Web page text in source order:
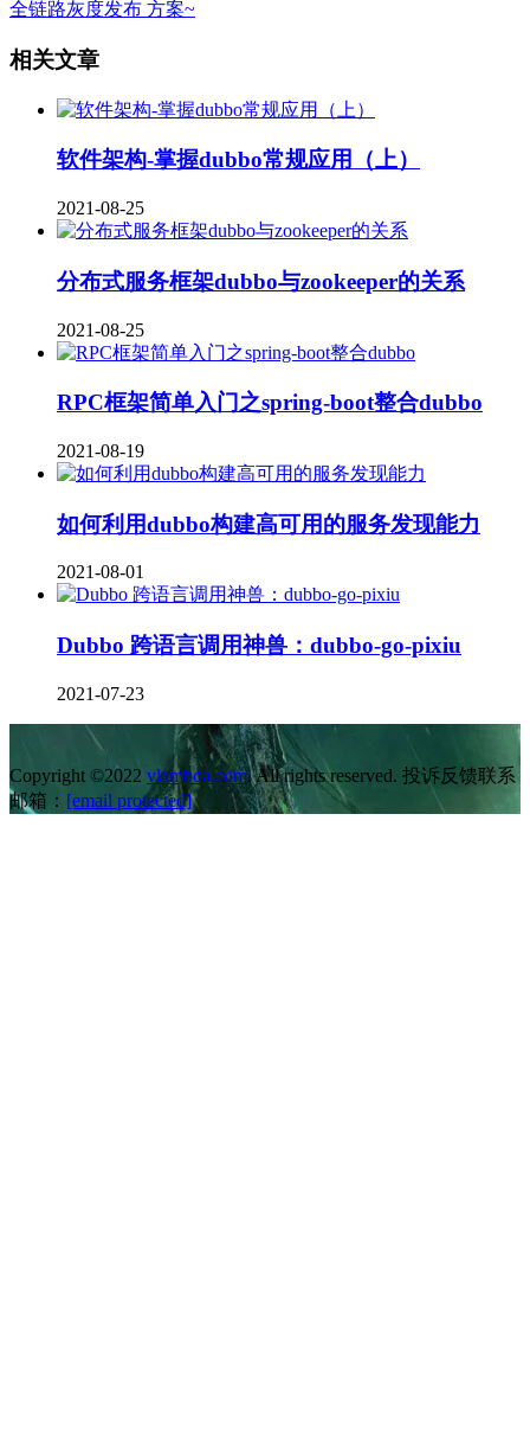
全链路灰度发布 方案~
相关文章
软件架构-掌握dubbo常规应用（上）
2021-08-25
分布式服务框架dubbo与zookeeper的关系
2021-08-25
RPC框架简单入门之spring-boot整合dubbo
2021-08-19
如何利用dubbo构建高可用的服务发现能力
2021-08-01
Dubbo 跨语言调用神兽：dubbo-go-pixiu
2021-07-23
Copyright ©2022 vlambda.com. All rights reserved. 投诉反馈联系
邮箱： [email protected]